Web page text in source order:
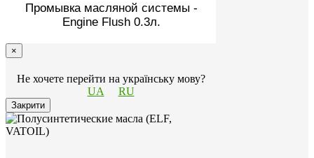
Промывка масляной системы -
Engine Flush 0.3л.
×
Не хочете перейти на українську мову?
UA
RU
Закрити